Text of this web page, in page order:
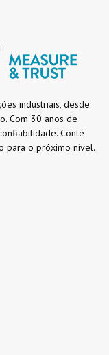
industriais, desde
Com 30 anos de
Conte
para o próximo nível.